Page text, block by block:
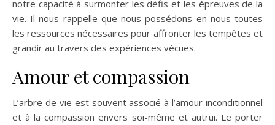
notre capacité à surmonter les défis et les épreuves de la
vie. Il nous rappelle que nous possédons en nous toutes
les ressources nécessaires pour affronter les tempêtes et
grandir au travers des expériences vécues.
Amour et compassion
L’arbre de vie est souvent associé à l’amour inconditionnel
et à la compassion envers soi-même et autrui. Le porter